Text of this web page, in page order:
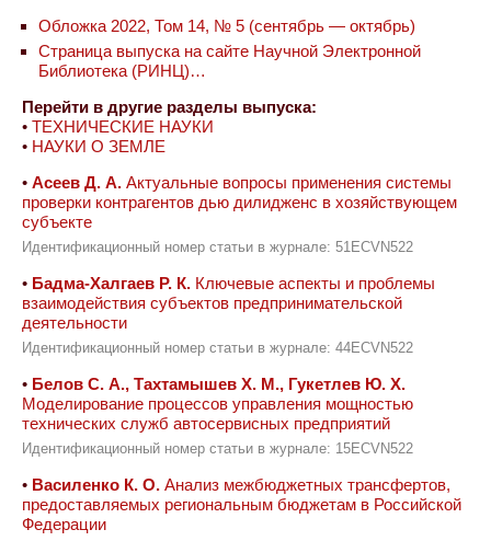
Обложка 2022, Том 14, № 5 (сентябрь — октябрь)
Страница выпуска на сайте Научной Электронной
Библиотека (РИНЦ)…
Перейти в другие разделы выпуска:
• ТЕХНИЧЕСКИЕ НАУКИ
• НАУКИ О ЗЕМЛЕ
• Асеев Д. А. Актуальные вопросы применения системы
проверки контрагентов дью дилидженс в хозяйствующем
субъекте
Идентификационный номер статьи в журнале: 51ECVN522
• Бадма-Халгаев Р. К. Ключевые аспекты и проблемы
взаимодействия субъектов предпринимательской
деятельности
Идентификационный номер статьи в журнале: 44ECVN522
• Белов С. А., Тахтамышев Х. М., Гукетлев Ю. Х.
Моделирование процессов управления мощностью
технических служб автосервисных предприятий
Идентификационный номер статьи в журнале: 15ECVN522
• Василенко К. О. Анализ межбюджетных трансфертов,
предоставляемых региональным бюджетам в Российской
Федерации